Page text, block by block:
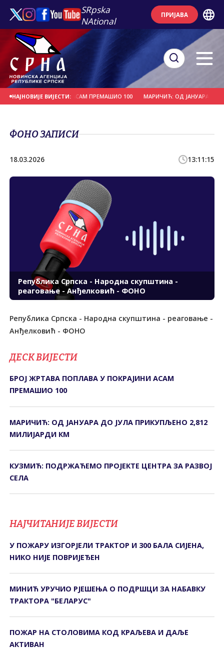
SRpska
NAtional
ПРИЈАВА
НАЈНОВИЈЕ ВИЈЕСТИ:
У ПОКРАЈИНИ АСАМ ПРЕМАШИО 100 МАРИЧИЋ: ОД ЈАНУАРА ДО
ФОНО ЗАПИСИ
18.03.2026 13:11:15
Република Српска - Народна скупштина -
реаговање - Анђелковић - ФОНО
Република Српска - Народна скупштина - реаговање -
Анђелковић - ФОНО
ДЕСК ВИЈЕСТИ
БРОЈ ЖРТАВА ПОПЛАВА У ПОКРАЈИНИ АСАМ
ПРЕМАШИО 100
МАРИЧИЋ: ОД ЈАНУАРА ДО ЈУЛА ПРИКУПЉЕНО 2,812
МИЛИЈАРДИ КМ
КУЗМИЋ: ПОДРЖАЋЕМО ПРОЈЕКТЕ ЦЕНТРА ЗА РАЗВОЈ
СЕЛА
НАЈЧИТАНИЈЕ ВИЈЕСТИ
У ПОЖАРУ ИЗГОРЈЕЛИ ТРАКТОР И 300 БАЛА СИЈЕНА,
НИКО НИЈЕ ПОВРИЈЕЂЕН
МИНИЋ УРУЧИО РЈЕШЕЊА О ПОДРШЦИ ЗА НАБАВКУ
ТРАКТОРА "БЕЛАРУС"
ПОЖАР НА СТОЛОВИМА КОД КРАЉЕВА И ДАЉЕ
АКТИВАН